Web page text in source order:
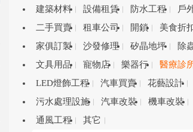
建築材料
設備租賃 防水工程 戶
二手買賣
租車公司 開鎖 美食折
家俱訂製
沙發修理 矽晶地坪 除
文具用品
寵物店 樂器行 醫療診
LED燈飾工程
汽車買賣 花藝設計
污水處理設施
汽車改裝 機車改裝
通風工程
其它